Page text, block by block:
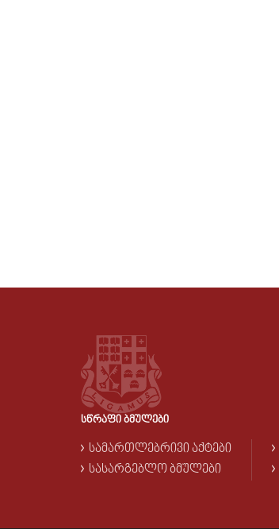
ᲡᲬᲠᲐᲤᲘ ᲑᲛᲣᲚᲔᲑᲘ
ᲡᲐᲛᲐᲠᲗᲚᲔᲑᲠᲘᲕᲘ ᲐᲥᲢᲔᲑᲘ
ᲡᲐᲡᲐᲠᲒᲔᲑᲚᲝ ᲑᲛᲣᲚᲔᲑᲘ